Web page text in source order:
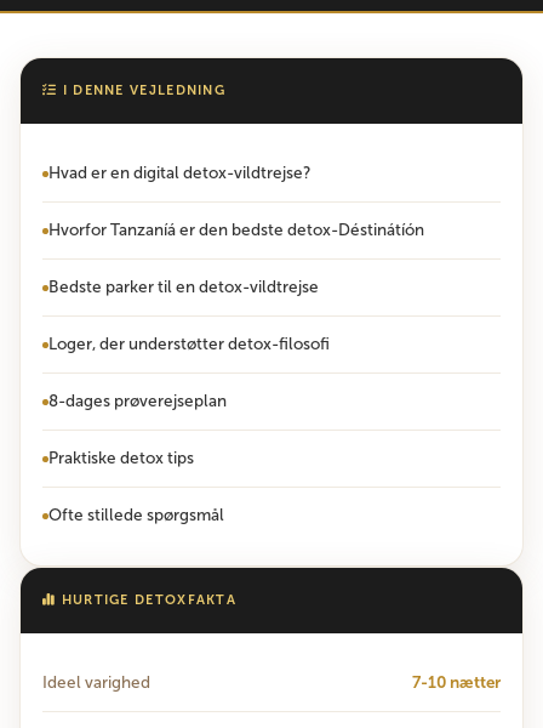
I DENNE VEJLEDNING
Hvad er en digital detox-vildtrejse?
Hvorfor Tanzaníá er den bedste detox-Déstinátíón
Bedste parker til en detox-vildtrejse
Loger, der understøtter detox-filosofi
8-dages prøverejseplan
Praktiske detox tips
Ofte stillede spørgsmål
HURTIGE DETOXFAKTA
Ideel varighed 7-10 nætter